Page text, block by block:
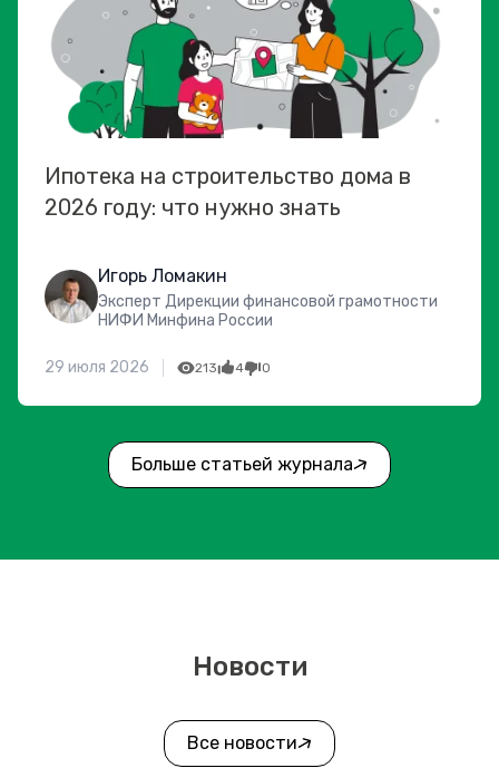
Ипотека на строительство дома в
2026 году: что нужно знать
Игорь Ломакин
Эксперт Дирекции финансовой грамотности
НИФИ Минфина России
29 июля 2026 213 4 0
Больше статьей журнала
Новости
Все новости